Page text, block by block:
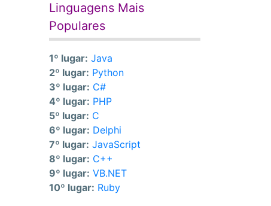
Linguagens Mais
Populares
1º lugar: Java
2º lugar: Python
3º lugar: C#
4º lugar: PHP
5º lugar: C
6º lugar: Delphi
7º lugar: JavaScript
8º lugar: C++
9º lugar: VB.NET
10º lugar: Ruby